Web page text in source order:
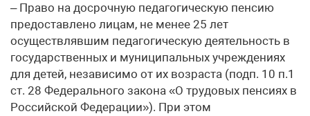
– Право на досрочную педагогическую пенсию
предоставлено лицам, не менее 25 лет
осуществлявшим педагогическую деятельность в
государственных и муниципальных учреждениях
для детей, независимо от их возраста (подп. 10 п.1
ст. 28 Федерального закона «О трудовых пенсиях в
Российской Федерации»). При этом